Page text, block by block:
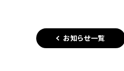
お知らせ一覧